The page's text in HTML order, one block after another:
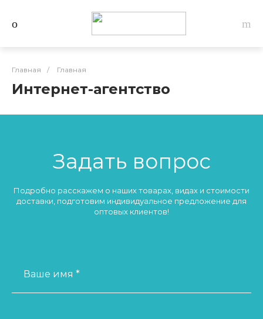
Главная / Главная
Интернет-агентство
Задать вопрос
Подробно расскажем о наших товарах, видах и стоимости
доставки, подготовим индивидуальное предложение для
оптовых клиентов!
Ваше имя *